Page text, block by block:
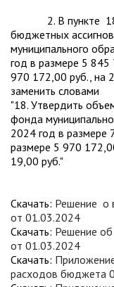
2. В пункте 18
бюджетных
муниципального
год в размере 5
970 172,00 руб., на
заменить словами
"18. Утвердить
фонда
2024 год в размере
размере 5 970
19,00 руб."
Скачать: Решение о
от 01.03.2024
Скачать: Решение
от 01.03.2024
Скачать:
расходов бюджета